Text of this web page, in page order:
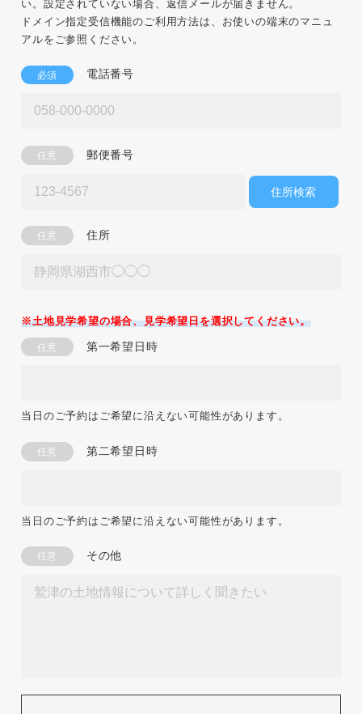
い。設定されていない場合、返信メールが届きません。
ドメイン指定受信機能のご利用方法は、お使いの端末のマニュ
アルをご参照ください。
必須 電話番号
任意 郵便番号
住所検索
任意 住所
※土地見学希望の場合、見学希望日を選択してください。
任意 第一希望日時
当日のご予約はご希望に沿えない可能性があります。
任意 第二希望日時
当日のご予約はご希望に沿えない可能性があります。
任意 その他